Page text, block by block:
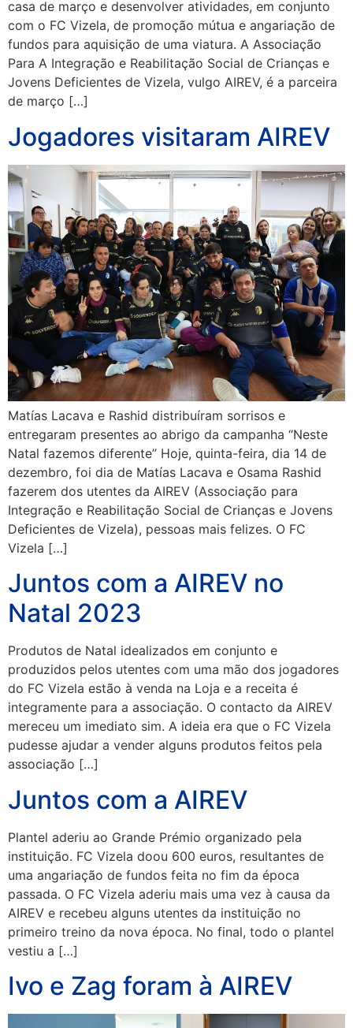
casa de março e desenvolver atividades, em conjunto
com o FC Vizela, de promoção mútua e angariação de
fundos para aquisição de uma viatura. A Associação
Para A Integração e Reabilitação Social de Crianças e
Jovens Deficientes de Vizela, vulgo AIREV, é a parceira
de março […]
Jogadores visitaram AIREV
Matías Lacava e Rashid distribuíram sorrisos e
entregaram presentes ao abrigo da campanha “Neste
Natal fazemos diferente” Hoje, quinta-feira, dia 14 de
dezembro, foi dia de Matías Lacava e Osama Rashid
fazerem dos utentes da AIREV (Associação para
Integração e Reabilitação Social de Crianças e Jovens
Deficientes de Vizela), pessoas mais felizes. O FC
Vizela […]
Juntos com a AIREV no
Natal 2023
Produtos de Natal idealizados em conjunto e
produzidos pelos utentes com uma mão dos jogadores
do FC Vizela estão à venda na Loja e a receita é
integramente para a associação. O contacto da AIREV
mereceu um imediato sim. A ideia era que o FC Vizela
pudesse ajudar a vender alguns produtos feitos pela
associação […]
Juntos com a AIREV
Plantel aderiu ao Grande Prémio organizado pela
instituição. FC Vizela doou 600 euros, resultantes de
uma angariação de fundos feita no fim da época
passada. O FC Vizela aderiu mais uma vez à causa da
AIREV e recebeu alguns utentes da instituição no
primeiro treino da nova época. No final, todo o plantel
vestiu a […]
Ivo e Zag foram à AIREV